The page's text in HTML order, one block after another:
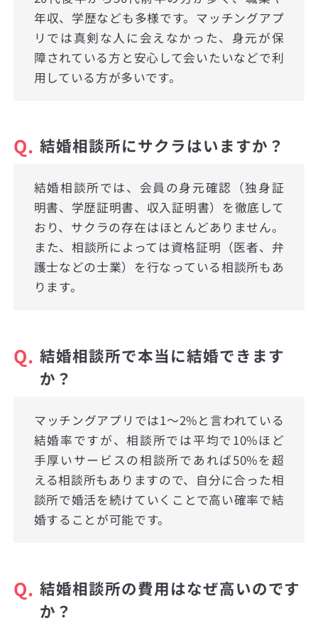
年収、学歴なども多様です。マッチングアプ
リでは真剣な人に会えなかった、身元が保
障されている方と安心して会いたいなどで利
用している方が多いです。
Q. 結婚相談所にサクラはいますか？
結婚相談所では、会員の身元確認（独身証
明書、学歴証明書、収入証明書）を徹底して
おり、サクラの存在はほとんどありません。
また、相談所によっては資格証明（医者、弁
護士などの士業）を行なっている相談所もあ
ります。
Q. 結婚相談所で本当に結婚できます
か？
マッチングアプリでは1〜2%と言われている
結婚率ですが、相談所では平均で10%ほど
手厚いサービスの相談所であれば50%を超
える相談所もありますので、自分に合った相
談所で婚活を続けていくことで高い確率で結
婚することが可能です。
Q. 結婚相談所の費用はなぜ高いのです
か？